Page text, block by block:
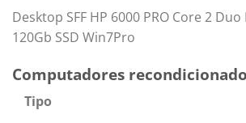
Desktop SFF HP 6000 PRO Core 2 Duo
120Gb SSD Win7Pro
Computadores
Tipo